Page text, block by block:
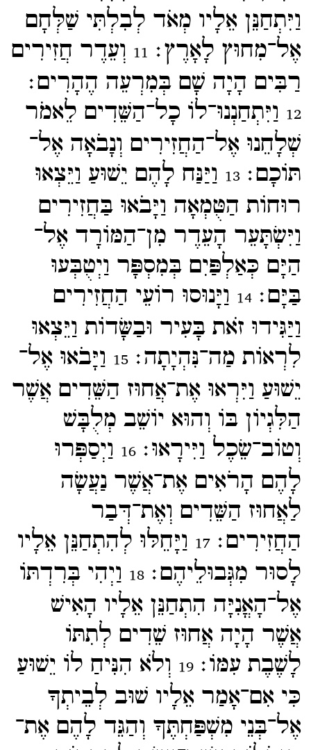
וַיִּתְחַנֵּן אֵלָיו מְאֹד לְבִלְתִּי שַׁלְּחָם
אֶל־​מִחוּץ לָאָרֶץ׃ 11 וְעֵדֶר חֲזִירִים
רַבִּים הָיָה שָׁם בְּמִרְעֵה הֶהָרִים׃
12 וַיִּתְחַנְנוּ־​לוֹ כָל־​הַשֵּׁדִים לֵאמֹר
שְׁלָחֵנוּ אֶל־​הַחֲזִירִים וְנָבֹאָה אֶל־​
תּוֹכָם׃13 וַיַּנַּח לָהֶם יֵשׁוּעַ וַיֵּצְאוּ
רוּחוֹת הַטֻּמְאָה וַיָּבֹאוּ בַּחֲזִירִים
וַיִּשְׂתָּעֵר הָעֵדֶר מִן־​הַמּוֹרָד אֶל־​
הַיָּם כְּאַלְפַּיִם בְּמִסְפָּר וַיְטֻבְּעוּ
בַּיָּם׃14 וַיָּנוּסוּ רוֹעֵי הַחֲזִירִים
וַיַּגִּידוּ זֹאת בָּעִיר וּבַשָּׂדוֹת וַיֵּצְאוּ
לִרְאוֹת מַה־​נִּהְיָתָה׃15 וַיָּבֹאוּ אֶל־​
יֵשׁוּעַ וַיִּרְאוּ אֶת־​אֲחוּז הַשֵּׁדִים אֲשֶׁר
הַלִּגְיוֹן בּוֹ וְהוּא יוֹשֵׁב מְלֻבָּשׁ
וְטוֹב־​שֵׂכֶל וַיִּירָאוּ׃16 וַיְסַפְּרוּ
לָהֶם הָרֹאִים אֶת־​אֲשֶׁר נַעֲשָׂה
לַאֲחוּז הַשֵּׁדִים וְאֶת־​דְּבַר
הַחֲזִירִים׃17 וַיָּחֵלּוּ לְהִתְחַנֵּן אֵלָיו
לָסוּר מִגְּבוּלֵיהֶם׃18 וַיְהִי בְּרִדְתּוֹ
אֶל־​הָאֳנִיָּה הִתְחַנֵּן אֵלָיו הָאִישׁ
אֲשֶׁר הָיָה אֲחוּז שֵׁדִים לְתִתּוֹ
לָשֶׁבֶת עִמּוֹ׃19 וְלֹא הִנִּיחַ לוֹ יֵשׁוּעַ
כִּי אִם־​אָמַר אֵלָיו שׁוּב לְבֵיתְךָ
אֶל־​בְּנֵי מִשְׁפַּחְתֶּךָ וְהַגֵּד לָהֶם אֶת־​